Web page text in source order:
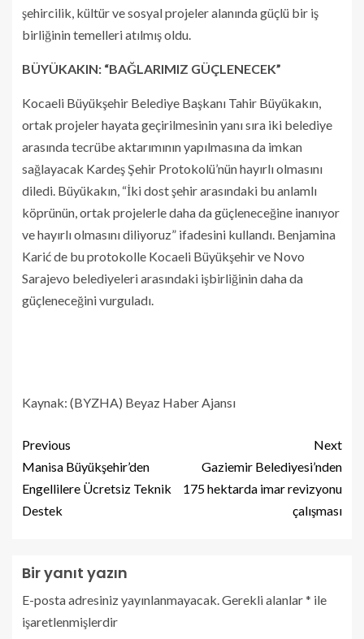
şehircilik, kültür ve sosyal projeler alanında güçlü bir iş
birliğinin temelleri atılmış oldu.
BÜYÜKAKIN: “BAĞLARIMIZ GÜÇLENECEK”
Kocaeli Büyükşehir Belediye Başkanı Tahir Büyükakın,
ortak projeler hayata geçirilmesinin yanı sıra iki belediye
arasında tecrübe aktarımının yapılmasına da imkan
sağlayacak Kardeş Şehir Protokolü’nün hayırlı olmasını
diledi. Büyükakın, “İki dost şehir arasındaki bu anlamlı
köprünün, ortak projelerle daha da güçleneceğine inanıyor
ve hayırlı olmasını diliyoruz” ifadesini kullandı. Benjamina
Karić de bu protokolle Kocaeli Büyükşehir ve Novo
Sarajevo belediyeleri arasındaki işbirliğinin daha da
güçleneceğini vurguladı.
Kaynak: (BYZHA) Beyaz Haber Ajansı
Previous
Manisa Büyükşehir’den
Engellilere Ücretsiz Teknik
Destek
Next
Gaziemir Belediyesi’nden
175 hektarda imar revizyonu
çalışması
Bir yanıt yazın
E-posta adresiniz yayınlanmayacak. Gerekli alanlar* ile
işaretlenmişlerdir